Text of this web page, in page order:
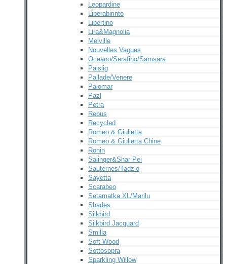
Leopardine
Liberabirinto
Libertino
Lira&Magnolia
Melville
Nouvelles Vagues
Oceano/Serafino/Samsara
Paislig
Pallade/Venere
Palomar
Pazl
Petra
Rebus
Recycled
Romeo & Giulietta
Romeo & Giulietta Chine
Ronin
Salinger&Shar Pei
Sauternes/Tadzio
Sayetta
Scarabeo
Setamatka XL/Marilu
Shades
Silkbird
Silkbird Jacquard
Smilla
Soft Wood
Sottosopra
Sparkling Willow